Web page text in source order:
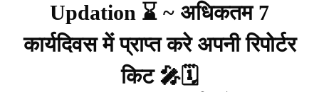
Updation ⌛ ~ अधिकतम 7
कार्यदिवस में प्राप्त करे अपनी रिपोर्टर
किट 🎤🗓️